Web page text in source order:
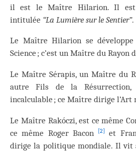
il est le Maître Hilarion. Il est
intitulée “La Lumière sur le Sentier”.
Le Maître Hilarion se
Science ; c’est un Maître du Rayon
Le Maître Sérapis, un Maître du
autre Fils de la
incalculable ; ce Maître dirige l’Art
Le Maître Rakóczi, est ce même
ce même Roger Bacon [2]
et
dirige la politique mondiale. Il vit